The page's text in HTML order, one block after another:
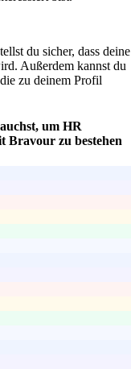
du sicher, dass deine
Außerdem kannst du
zu deinem Profil
um HR
Bravour zu bestehen